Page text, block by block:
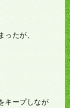
ったが、
キープしなが